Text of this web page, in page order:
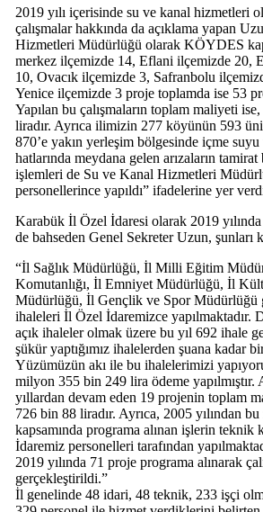
2019 yılı içerisinde su ve kanal hizmetleri
çalışmalar hakkında da açıklama yapan
Hizmetleri Müdürlüğü olarak KÖYDES
merkez ilçemizde 14, Eflani ilçemizde 20,
10, Ovacık ilçemizde 3, Safranbolu
Yenice ilçemizde 3 proje toplamda ise 53
Yapılan bu çalışmaların toplam maliyeti
liradır. Ayrıca ilimizin 277 köyünün 593
870’e yakın yerleşim bölgesinde içme
hatlarında meydana gelen arızaların tamirat
işlemleri de Su ve Kanal Hizmetleri
personellerince yapıldı” ifadelerine yer
Karabük İl Özel İdaresi olarak 2019
de bahseden Genel Sekreter Uzun, şunları
“İl Sağlık Müdürlüğü, İl Milli Eğitim
Komutanlığı, İl Emniyet Müdürlüğü, İl
Müdürlüğü, İl Gençlik ve Spor Müdürlüğü
ihaleleri İl Özel İdaremizce yapılmaktadır.
açık ihaleler olmak üzere bu yıl 692 ihale
şükür yaptığımız ihalelerden şuana kadar bir
Yüzümüzün akı ile bu ihalelerimizi
milyon 355 bin 249 lira ödeme yapılmıştır.
yıllardan devam eden 19 projenin toplam
726 bin 88 liradır. Ayrıca, 2005 yılından
kapsamında programa alınan işlerin
İdaremiz personelleri tarafından
2019 yılında 71 proje programa alınarak
gerçekleştirildi.”
İl genelinde 48 idari, 48 teknik, 233 işçi